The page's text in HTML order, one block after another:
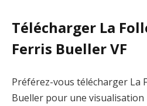
Télécharger La
Ferris Bueller VF
Préférez-vous télécharger La
Bueller pour une visualisation